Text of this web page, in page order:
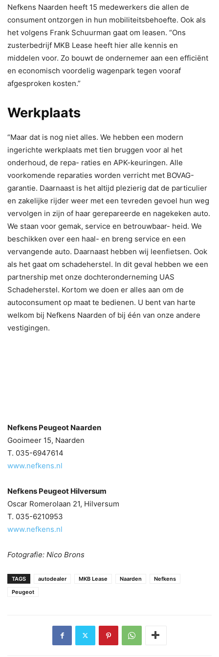
Nefkens Naarden heeft 15 medewerkers die allen de
consument ontzorgen in hun mobiliteitsbehoefte. Ook als
het volgens Frank Schuurman gaat om leasen. “Ons
zusterbedrijf MKB Lease heeft hier alle kennis en
middelen voor. Zo bouwt de ondernemer aan een efficiënt
en economisch voordelig wagenpark tegen vooraf
afgesproken kosten.”
Werkplaats
“Maar dat is nog niet alles. We hebben een modern
ingerichte werkplaats met tien bruggen voor al het
onderhoud, de repa- raties en APK-keuringen. Alle
voorkomende reparaties worden verricht met BOVAG-
garantie. Daarnaast is het altijd plezierig dat de particulier
en zakelijke rijder weer met een tevreden gevoel hun weg
vervolgen in zijn of haar gerepareerde en nagekeken auto.
We staan voor gemak, service en betrouwbaar- heid. We
beschikken over een haal- en breng service en een
vervangende auto. Daarnaast hebben wij leenfietsen. Ook
als het gaat om schadeherstel. In dit geval hebben we een
partnership met onze dochteronderneming UAS
Schadeherstel. Kortom we doen er alles aan om de
autoconsument op maat te bedienen. U bent van harte
welkom bij Nefkens Naarden of bij één van onze andere
vestigingen.
Nefkens Peugeot Naarden
Gooimeer 15, Naarden
T. 035-6947614
www.nefkens.nl
Nefkens Peugeot Hilversum
Oscar Romerolaan 21, Hilversum
T. 035-6210953
www.nefkens.nl
Fotografie: Nico Brons
TAGS autodealer MKB Lease Naarden
Nefkens
Peugeot